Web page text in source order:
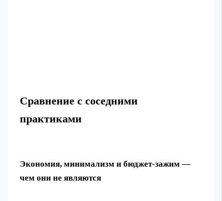
Сравнение с соседними
практиками
Экономия, минимализм и бюджет‑зажим —
чем они не являются